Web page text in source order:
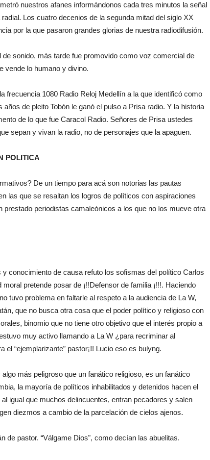
nuestros afanes informándonos cada tres minutos la señal
Los cuatro decenios de la segunda mitad del siglo XX
por la que pasaron grandes glorias de nuestra radiodifusión.
de sonido, más tarde fue promovido como voz comercial de
vende lo humano y divino.
frecuencia 1080 Radio Reloj Medellín a la que identificó como
años de pleito Tobón le ganó el pulso a Prisa radio. Y la historia
de lo que fue Caracol Radio. Señores de Prisa ustedes
sepan y vivan la radio, no de personajes que la apaguen.
POLITICA
De un tiempo para acá son notorias las pautas
las que se resaltan los logros de políticos con aspiraciones
prestado periodistas camaleónicos a los que no los mueve otra
conocimiento de causa refuto los sofismas del político Carlos
pretende posar de ¡!!Defensor de familia ¡!!!. Haciendo
tuvo problema en faltarle al respeto a la audiencia de La W,
que no busca otra cosa que el poder político y religioso con
binomio que no tiene otro objetivo que el interés propio a
muy activo llamando a La W ¿para recriminar al
el “ejemplarizante” pastor¡!! Lucio eso es bulyng.
más peligroso que un fanático religioso, es un fanático
la mayoría de políticos inhabilitados y detenidos hacen el
igual que muchos delincuentes, entran pecadores y salen
diezmos a cambio de la parcelación de cielos ajenos.
de pastor. “Válgame Dios”, como decían las abuelitas.